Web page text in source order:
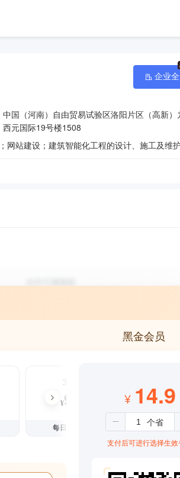
中国（河南）自由贸易试验区洛阳片区（高新
西元国际19号楼1508
企业
黑金会员
3个月
¥99
每日仅1.08元
¥ 14.9
支付后可进行选择生效